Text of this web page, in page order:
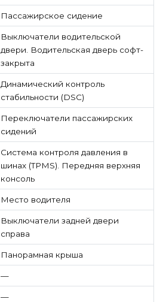
Пассажирское сидение
Выключатели водительской
двери. Водительская дверь софт-
закрыта
Динамический контроль
стабильности (DSC)
Переключатели пассажирских
сидений
Система контроля давления в
шинах (TPMS). Передняя верхняя
консоль
Место водителя
Выключатели задней двери
справа
Панорамная крыша
—
—